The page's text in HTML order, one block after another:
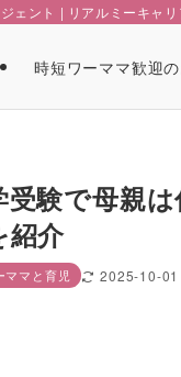
ェント | リアルミーキャリ
時短ワーママ歓迎
受験で母親
紹介
ママと育児 2025-10-01